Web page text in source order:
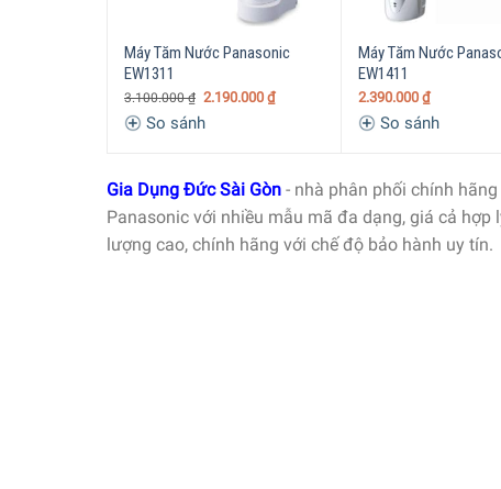
Máy Tăm Nước Panasonic
EW1311
3.100.000₫ 2.190.000 ₫
So sánh
Máy Tăm Nước
EW1411
2.390.000 ₫
So sánh
Gia Dụng Đức Sài Gòn - nhà phân phối chính
Panasonic với nhiều mẫu mã đa dạng, giá cả
lượng cao, chính hãng với chế độ bảo hành uy tín.